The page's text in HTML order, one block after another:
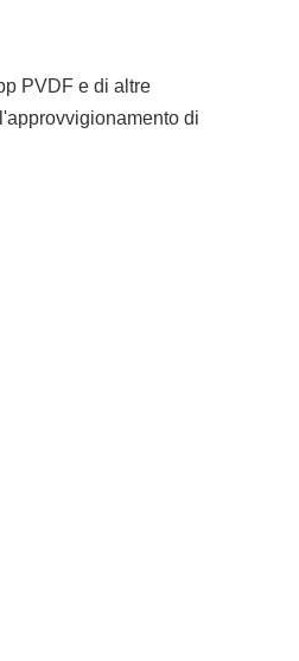
PVDF e di altre
di